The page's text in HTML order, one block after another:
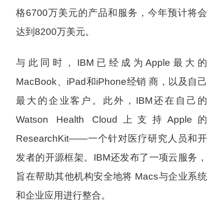
格6700万美元的产品和服务，今年预计将会
达到8200万美元。
与此同时，IBM已经成为Apple最大的
MacBook、iPad和iPhone经销 商，以及自己
最大的企业客户。此外，IBM还在自己的
Watson Health Cloud上支持Apple的
ResearchKit——一个针对医疗研究人员和开
发者的开源框架。IBM还发布了一项云服务，
旨在帮助其他机构安全地将 Macs与企业系统
和企业应用进行整合。